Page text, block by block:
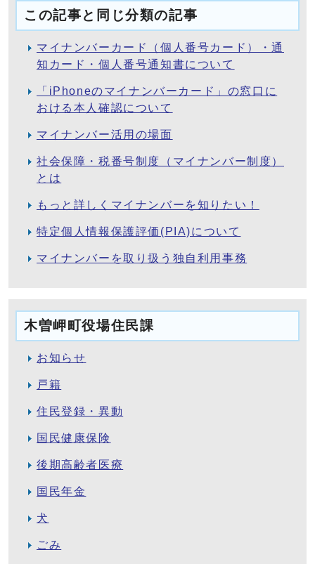
この記事と同じ分類の記事
マイナンバーカード（個人番号カード）・通
知カード・個人番号通知書について
「iPhoneのマイナンバーカード」の窓口に
おける本人確認について
マイナンバー活用の場面
社会保障・税番号制度（マイナンバー制度）
とは
もっと詳しくマイナンバーを知りたい！
特定個人情報保護評価(PIA)について
マイナンバーを取り扱う独自利用事務
木曽岬町役場住民課
お知らせ
戸籍
住民登録・異動
国民健康保険
後期高齢者医療
国民年金
犬
ごみ